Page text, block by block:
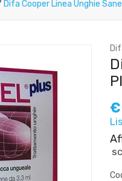
Difa Cooper Linea Unghie
€